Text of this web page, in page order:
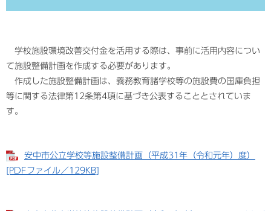
学校施設環境改善交付金を活用する際は、事前に活用内容につい
て施設整備計画を作成する必要があります。
作成した施設整備計画は、義務教育諸学校等の施設費の国庫負担
等に関する法律第12条第4項に基づき公表することとされていま
す。
安中市公立学校等施設整備計画（平成31年（令和元年）度）
[PDFファイル／129KB]